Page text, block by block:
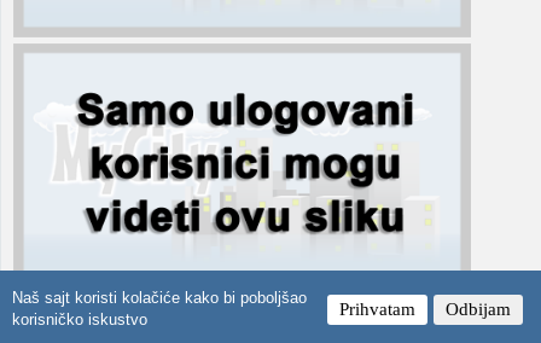
Naš sajt koristi kolačiće kako bi poboljšao
korisničko iskustvo
Prihvatam Odbijam